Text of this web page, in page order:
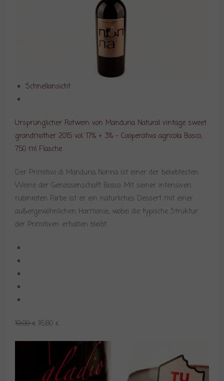
Schnellansicht
Ursprünglicher Rotwein von Manduria Natural vintage sweet
grandmother 2015 vol. 17% + 3% – Cooperativa agricola Bosco,
750 ml Flasche
Der Primitivo di Manduria Nonna ist einer der beliebtesten
Weine der Genossenschaft Bosco: Mit seiner intensiven
rubinroten Farbe ist er ein natürliches Dessert mit einer
außergewöhnlichen Harmonie, wobei die typische Struktur
der Primitiven erhalten bleibt.
19,00 € 16,80 €